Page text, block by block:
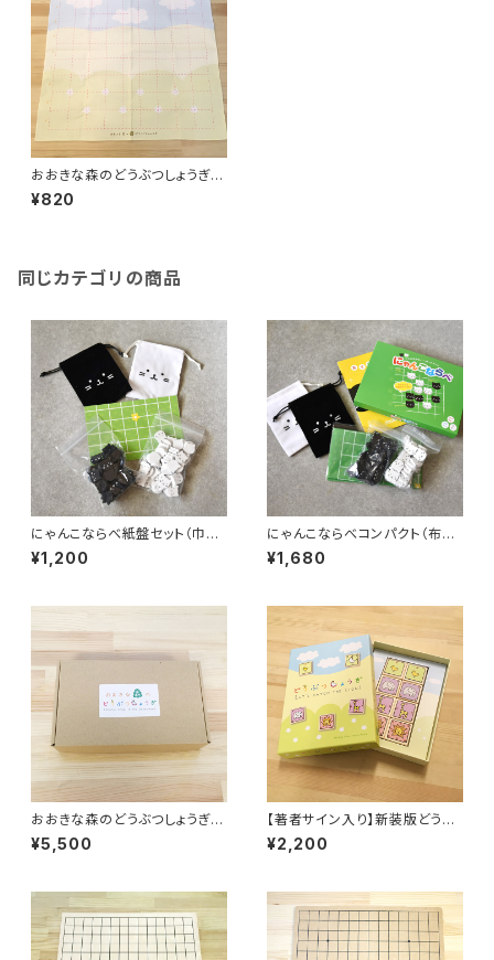
おおきな森のどうぶつしょうぎ・
布盤単品
¥820
同じカテゴリの商品
にゃんこならべ紙盤セット（巾着
つき・箱なし）
¥1,200
にゃんこならべコンパクト（布
盤・巾着セット 箱入り）
¥1,680
おおきな森のどうぶつしょうぎ
作者オリジナル版
¥5,500
【著者サイン入り】新装版どうぶ
つしょうぎ
¥2,200